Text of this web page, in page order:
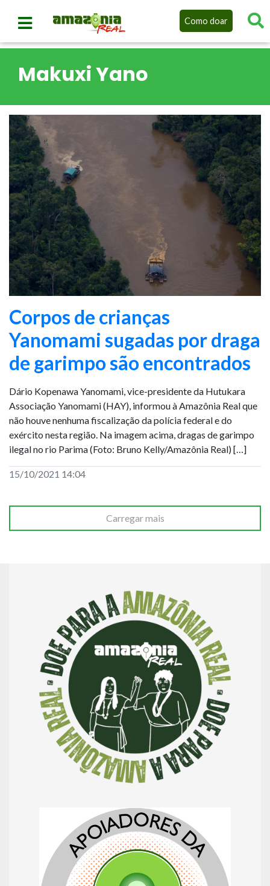
Como doar
Makuxi Yano
Corpos de crianças
Yanomami sugadas por draga
de garimpo são encontrados
Dário Kopenawa Yanomami, vice-presidente da Hutukara
Associação Yanomami (HAY), informou à Amazônia Real que
não houve nenhuma fiscalização da polícia federal e do
exército nesta região. Na imagem acima, dragas de garimpo
ilegal no rio Parima (Foto: Bruno Kelly/Amazônia Real) […]
15/10/2021 14:04
Carregar mais